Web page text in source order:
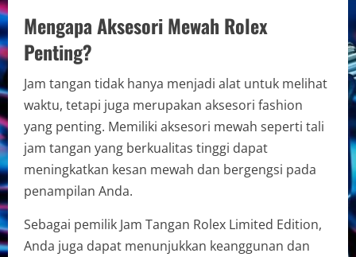
Mengapa Aksesori Mewah Rolex
Penting?
Jam tangan tidak hanya menjadi alat untuk melihat
waktu, tetapi juga merupakan aksesori fashion
yang penting. Memiliki aksesori mewah seperti tali
jam tangan yang berkualitas tinggi dapat
meningkatkan kesan mewah dan bergengsi pada
penampilan Anda.
Sebagai pemilik Jam Tangan Rolex Limited Edition,
Anda juga dapat menunjukkan keanggunan dan